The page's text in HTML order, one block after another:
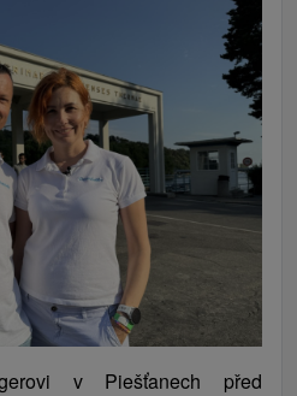
v Piešťanech před